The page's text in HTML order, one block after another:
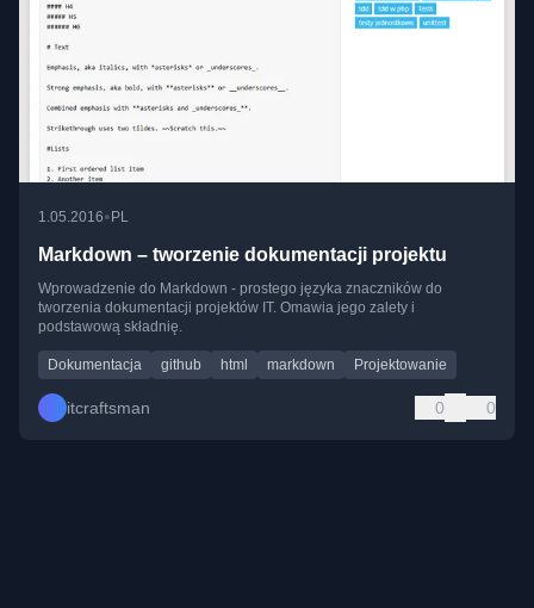
1.05.2016•PL
Markdown – tworzenie dokumentacji projektu
Wprowadzenie do Markdown - prostego języka znaczników do
tworzenia dokumentacji projektów IT. Omawia jego zalety i
podstawową składnię.
Dokumentacja github html markdown Projektowanie
itcraftsman 0 0